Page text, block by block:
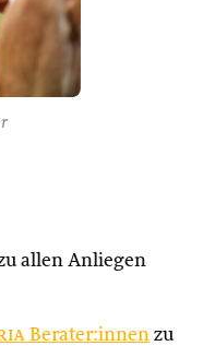
allen Anliegen
Berater:innen zu